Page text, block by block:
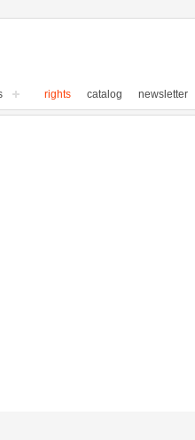
rights catalog newsletter